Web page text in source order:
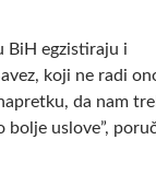
BiH egzistiraju i
koji ne radi
da nam
bolje uslove”,